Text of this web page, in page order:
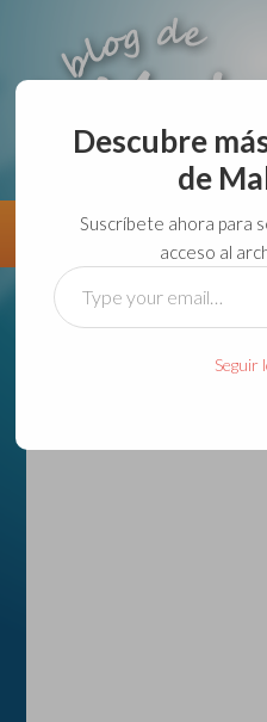
aunque lo haga
Información
Descubre
de
Suscríbete ahora para
acceso al
Type
your
Seguir